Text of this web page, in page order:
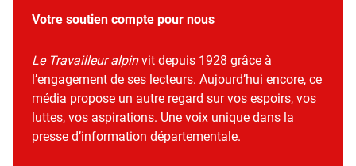
Votre soutien compte pour nous
Le Travailleur alpinvit depuis 1928 grâce à
l’engagement de ses lecteurs. Aujourd’hui encore, ce
média propose un autre regard sur vos espoirs, vos
luttes, vos aspirations. Une voix unique dans la
presse d’information départementale.